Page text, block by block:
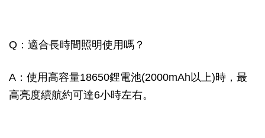
Q：適合長時間照明使用嗎？
A：使用高容量18650鋰電池(2000mAh以上)時，最
高亮度續航約可達6小時左右。